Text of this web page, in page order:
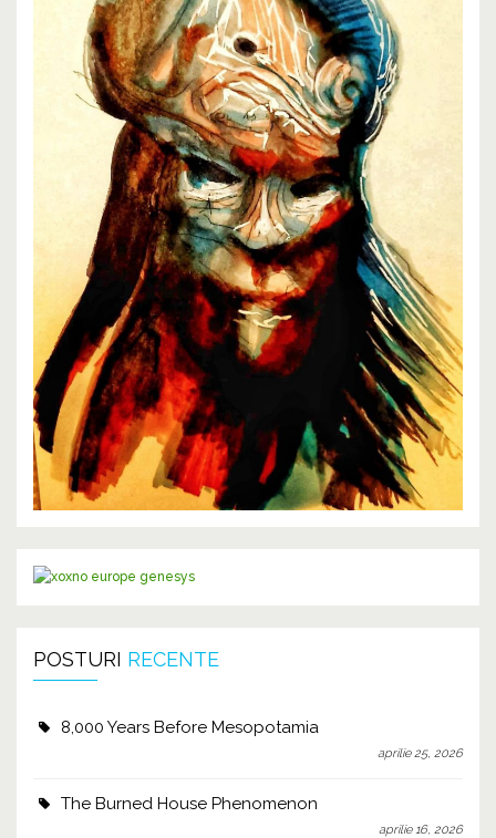
POSTURI RECENTE
8,000 Years Before Mesopotamia
aprilie 25, 2026
The Burned House Phenomenon
aprilie 16, 2026